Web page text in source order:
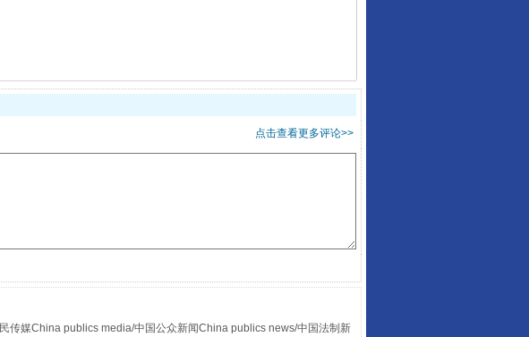
点击查看更多评论>>
传媒China publics media/中国公众新闻China publics news/中国法制新